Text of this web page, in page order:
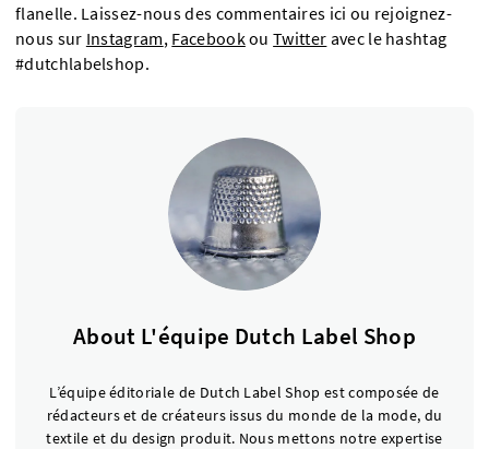
flanelle. Laissez-nous des commentaires ici ou rejoignez-
nous sur Instagram, FacebookouTwitter avec le hashtag
#dutchlabelshop.
About L'équipe Dutch Label Shop
L’équipe éditoriale de Dutch Label Shop est composée de
rédacteurs et de créateurs issus du monde de la mode, du
textile et du design produit. Nous mettons notre expertise